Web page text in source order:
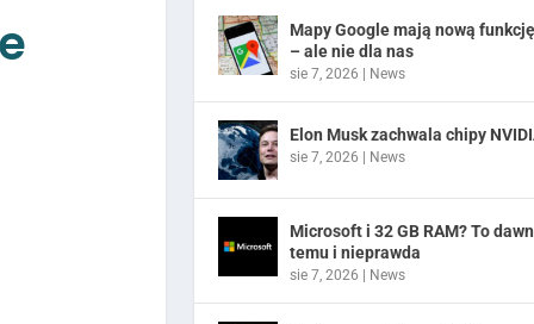
Mapy Google mają nową funkcję
– ale nie dla nas
sie 7, 2026 | News
Elon Musk zachwala chipy
sie 7, 2026 | News
Microsoft i 32 GB RAM? To
temu i nieprawda
sie 7, 2026 | News